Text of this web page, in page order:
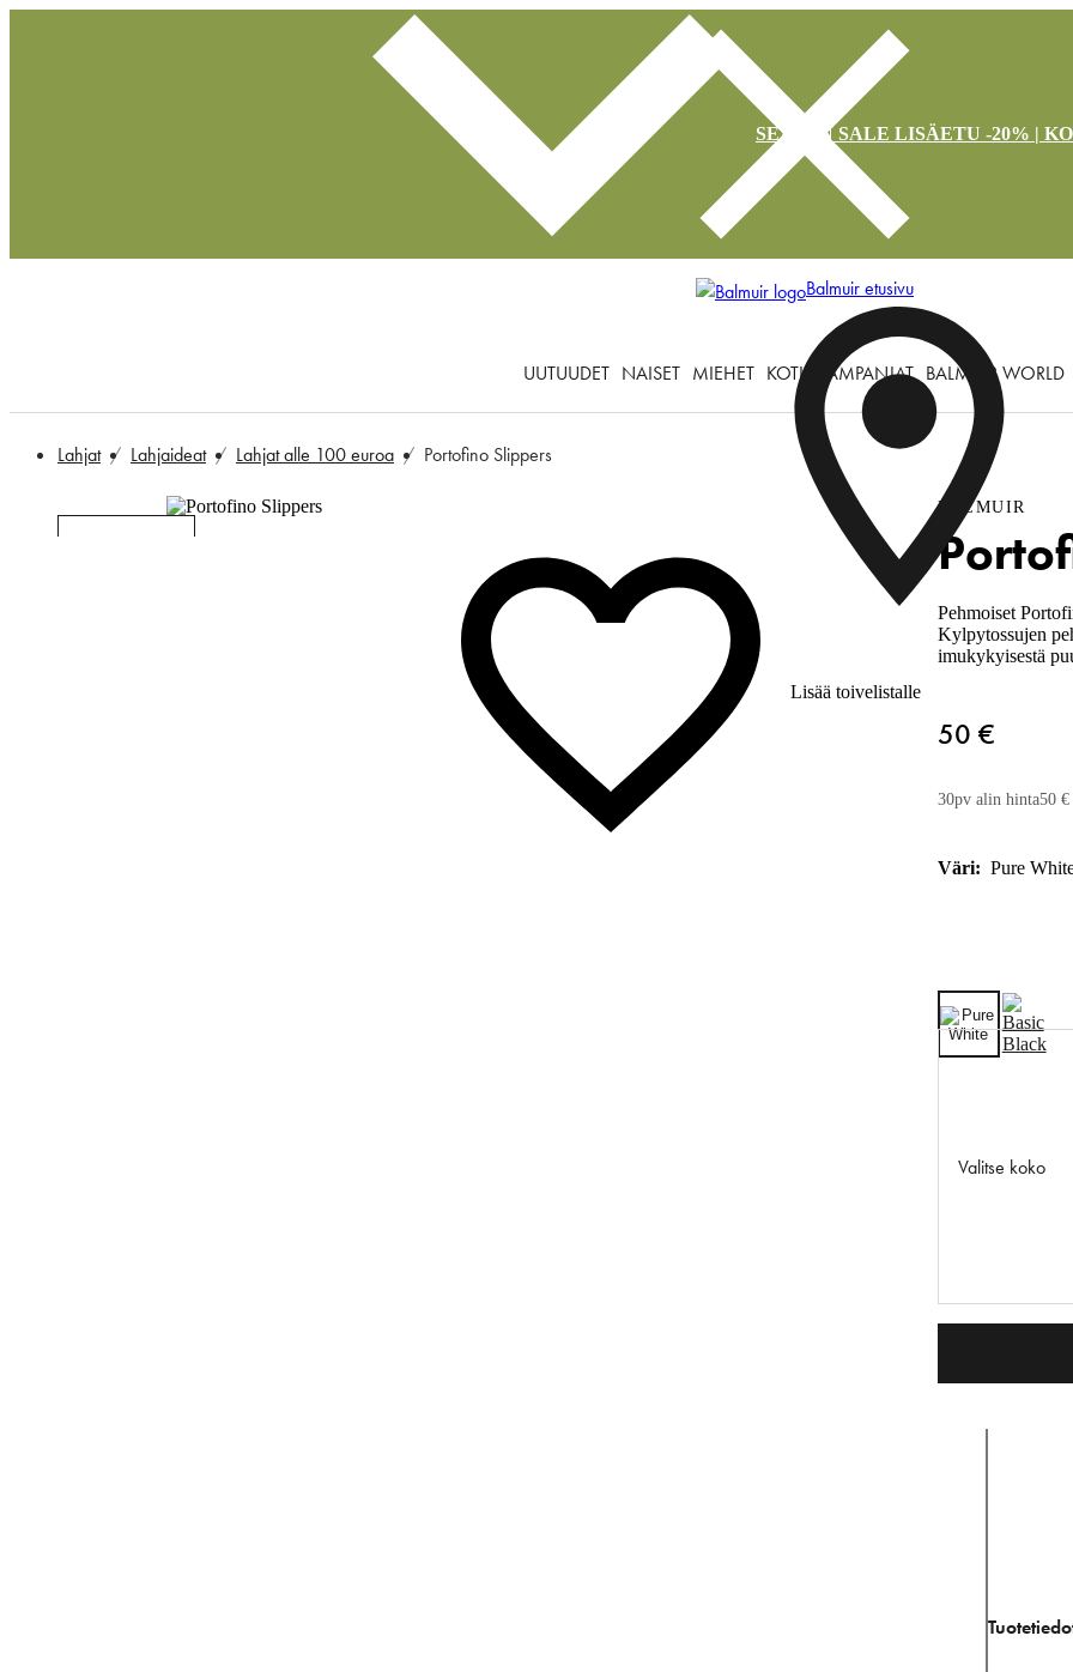
SEASON SALE LISÄETU -20% |
Balmuir etusivu
UUTUUDET NAISET MIEHET KOTI KAMPANJAT BALMUIR WORLD
Lahjat Lahjaideat Lahjat alle 100 euroa Portofino Slippers
Lisää toivelistalle
BALMUIR
Pehmoiset
Kylpytossujen
imukykyisestä
50 €
30pv alin hinta50 €
Väri: Pure
Valitse koko